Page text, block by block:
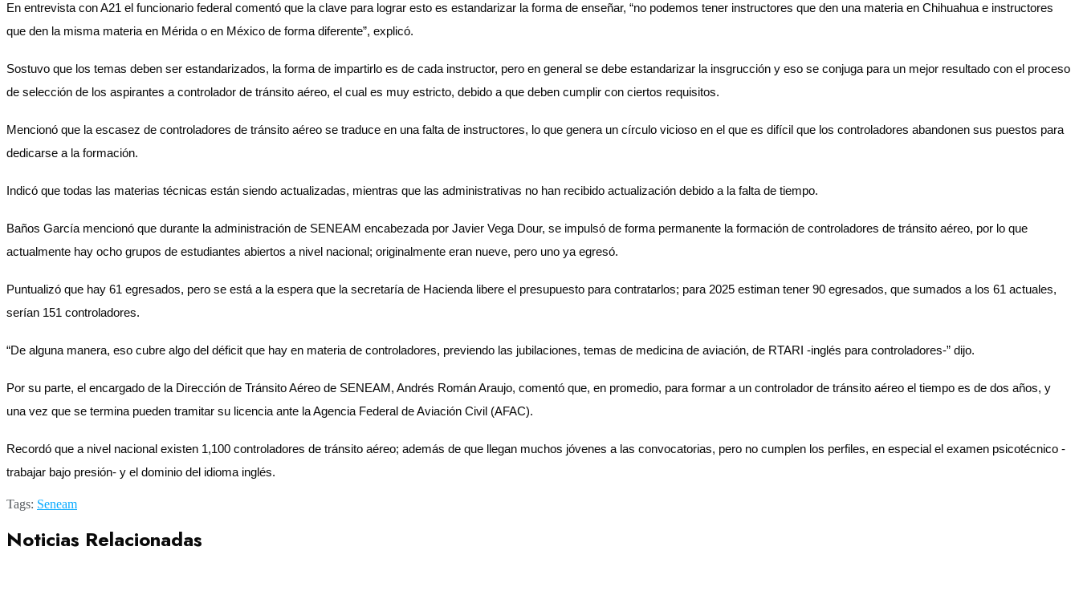
En entrevista con A21 el funcionario federal comentó que la clave para lograr esto es estandarizar la forma de enseñar, “no podemos tener instructores que den una materia en Chihuahua e instructores
que den la misma materia en Mérida o en México de forma diferente”, explicó.
Sostuvo que los temas deben ser estandarizados, la forma de impartirlo es de cada instructor, pero en general se debe estandarizar la insgrucción y eso se conjuga para un mejor resultado con el proceso
de selección de los aspirantes a controlador de tránsito aéreo, el cual es muy estricto, debido a que deben cumplir con ciertos requisitos.
Mencionó que la escasez de controladores de tránsito aéreo se traduce en una falta de instructores, lo que genera un círculo vicioso en el que es difícil que los controladores abandonen sus puestos para
dedicarse a la formación.
Indicó que todas las materias técnicas están siendo actualizadas, mientras que las administrativas no han recibido actualización debido a la falta de tiempo.
Baños García mencionó que durante la administración de SENEAM encabezada por Javier Vega Dour, se impulsó de forma permanente la formación de controladores de tránsito aéreo, por lo que
actualmente hay ocho grupos de estudiantes abiertos a nivel nacional; originalmente eran nueve, pero uno ya egresó.
Puntualizó que hay 61 egresados, pero se está a la espera que la secretaría de Hacienda libere el presupuesto para contratarlos; para 2025 estiman tener 90 egresados, que sumados a los 61 actuales,
serían 151 controladores.
“De alguna manera, eso cubre algo del déficit que hay en materia de controladores, previendo las jubilaciones, temas de medicina de aviación, de RTARI -inglés para controladores-” dijo.
Por su parte, el encargado de la Dirección de Tránsito Aéreo de SENEAM, Andrés Román Araujo, comentó que, en promedio, para formar a un controlador de tránsito aéreo el tiempo es de dos años, y
una vez que se termina pueden tramitar su licencia ante la Agencia Federal de Aviación Civil (AFAC).
Recordó que a nivel nacional existen 1,100 controladores de tránsito aéreo; además de que llegan muchos jóvenes a las convocatorias, pero no cumplen los perfiles, en especial el examen psicotécnico -
trabajar bajo presión- y el dominio del idioma inglés.
Tags: Seneam
Noticias Relacionadas